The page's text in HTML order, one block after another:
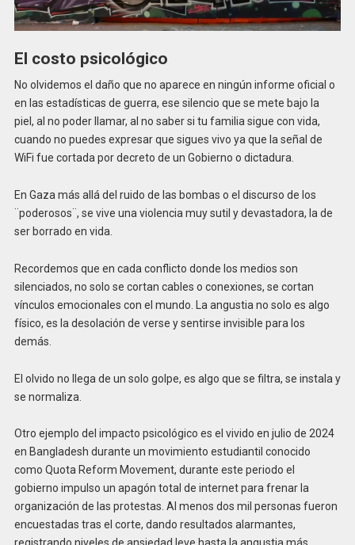
El costo psicológico
No olvidemos el daño que no aparece en ningún informe oficial o
en las estadísticas de guerra, ese silencio que se mete bajo la
piel, al no poder llamar, al no saber si tu familia sigue con vida,
cuando no puedes expresar que sigues vivo ya que la señal de
WiFi fue cortada por decreto de un Gobierno o dictadura.
En Gaza más allá del ruido de las bombas o el discurso de los
¨poderosos¨, se vive una violencia muy sutil y devastadora, la de
ser borrado en vida.
Recordemos que en cada conflicto donde los medios son
silenciados, no solo se cortan cables o conexiones, se cortan
vínculos emocionales con el mundo. La angustia no solo es algo
físico, es la desolación de verse y sentirse invisible para los
demás.
El olvido no llega de un solo golpe, es algo que se filtra, se instala y
se normaliza.
Otro ejemplo del impacto psicológico es el vivido en julio de 2024
en Bangladesh durante un movimiento estudiantil conocido
como Quota Reform Movement, durante este periodo el
gobierno impulso un apagón total de internet para frenar la
organización de las protestas. Al menos dos mil personas fueron
encuestadas tras el corte, dando resultados alarmantes,